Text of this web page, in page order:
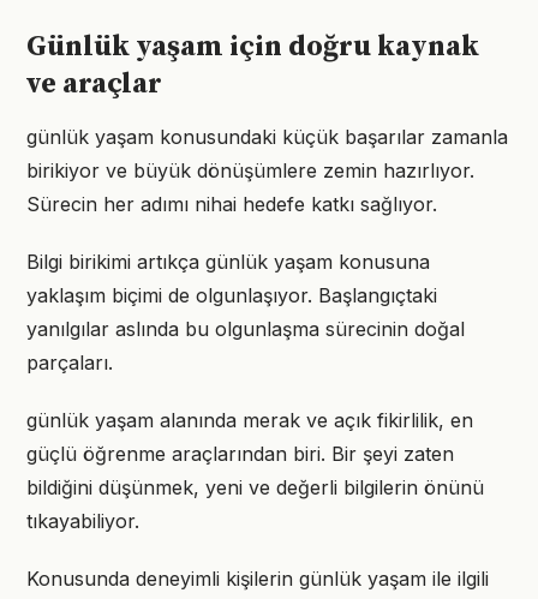
Günlük yaşam için doğru kaynak
ve araçlar
günlük yaşam konusundaki küçük başarılar zamanla
birikiyor ve büyük dönüşümlere zemin hazırlıyor.
Sürecin her adımı nihai hedefe katkı sağlıyor.
Bilgi birikimi artıkça günlük yaşam konusuna
yaklaşım biçimi de olgunlaşıyor. Başlangıçtaki
yanılgılar aslında bu olgunlaşma sürecinin doğal
parçaları.
günlük yaşam alanında merak ve açık fikirlilik, en
güçlü öğrenme araçlarından biri. Bir şeyi zaten
bildiğini düşünmek, yeni ve değerli bilgilerin önünü
tıkayabiliyor.
Konusunda deneyimli kişilerin günlük yaşam ile ilgili